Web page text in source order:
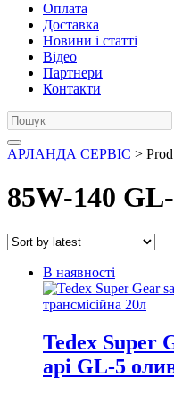
Оплата
Доставка
Новини і статті
Відео
Партнери
Контакти
АРЛАНДА СЕРВІС >
85W-140
В наявності
Tedex Super
api GL-5